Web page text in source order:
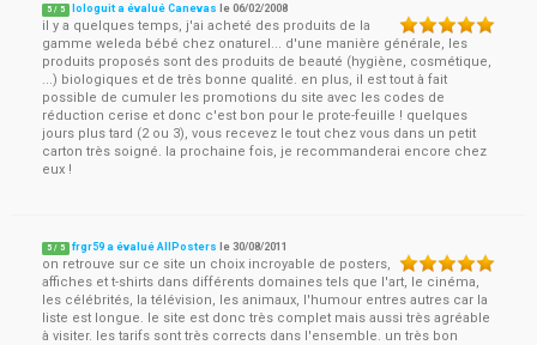
5 / 5 lologuit a évalué Canevas le06/02/2008
il y a quelques temps, j'ai acheté des produits de la
gamme weleda bébé chez onaturel... d'une manière générale, les
produits proposés sont des produits de beauté (hygiène, cosmétique,
...) biologiques et de très bonne qualité. en plus, il est tout à fait
possible de cumuler les promotions du site avec les codes de
réduction cerise et donc c'est bon pour le prote-feuille ! quelques
jours plus tard (2 ou 3), vous recevez le tout chez vous dans un petit
carton très soigné. la prochaine fois, je recommanderai encore chez
eux !
5 / 5 frgr59 a évalué AllPosters le30/08/2011
on retrouve sur ce site un choix incroyable de posters,
affiches et t-shirts dans différents domaines tels que l'art, le cinéma,
les célébrités, la télévision, les animaux, l'humour entres autres car la
liste est longue. le site est donc très complet mais aussi très agréable
à visiter. les tarifs sont très corrects dans l'ensemble. un très bon